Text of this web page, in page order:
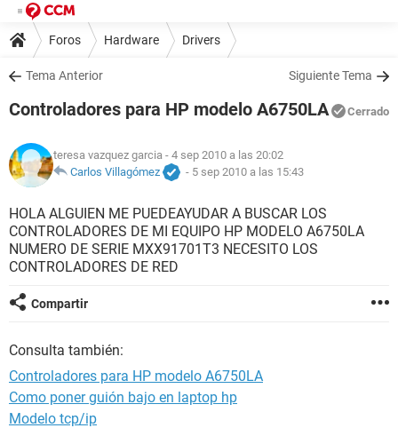
Foros Hardware Drivers
Tema Anterior Siguiente Tema
Controladores para HP modelo A6750LA Cerrado
teresa vazquez garcia - 4 sep 2010 a las 20:02
Carlos Villagómez
- 5 sep 2010 a las 15:43
HOLA ALGUIEN ME PUEDEAYUDAR A BUSCAR LOS
CONTROLADORES DE MI EQUIPO HP MODELO A6750LA
NUMERO DE SERIE MXX91701T3 NECESITO LOS
CONTROLADORES DE RED
Compartir
Consulta también:
Controladores para HP modelo A6750LA
Como poner guión bajo en laptop hp
Modelo tcp/ip